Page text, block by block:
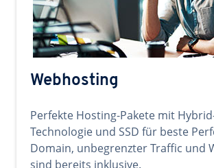
Webhosting
Perfekte Hosting-Pakete mit
Technologie und SSD für beste
Domain, unbegrenzter Traffic und
sind bereits inklusive.